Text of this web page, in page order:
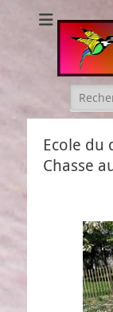
Ecole du
Chasse